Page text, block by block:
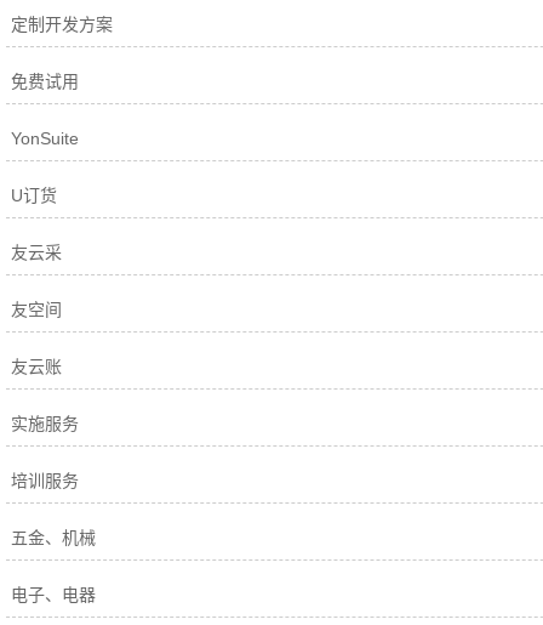
定制开发方案
免费试用
YonSuite
U订货
友云采
友空间
友云账
实施服务
培训服务
五金、机械
电子、电器